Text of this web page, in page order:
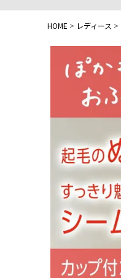
HOME レディース